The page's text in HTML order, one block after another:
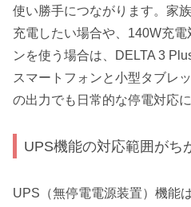
使い勝手につながります。家
充電したい場合や、140W充
ンを使う場合は、DELTA 3
スマートフォンと小型タブレ
の出力でも日常的な停電対応
UPS機能の対応範囲がち
UPS（無停電電源装置）機能